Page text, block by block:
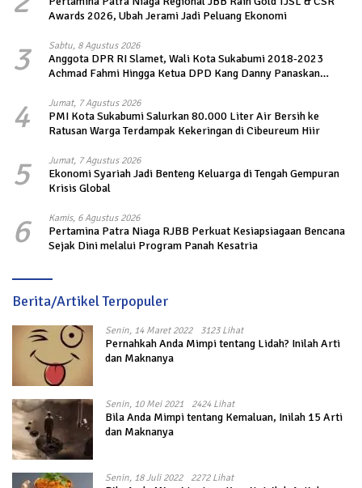
Awards 2026, Ubah Jerami Jadi Peluang Ekonomi
3 Sabtu, 8 Agustus 2026
Anggota DPR RI Slamet, Wali Kota Sukabumi 2018-2023
Achmad Fahmi Hingga Ketua DPD Kang Danny Panaskan
4 Jumat, 7 Agustus 2026
PMI Kota Sukabumi Salurkan 80.000 Liter Air Bersih ke
Ratusan Warga Terdampak Kekeringan di Cibeureum Hiir
5 Jumat, 7 Agustus 2026
Ekonomi Syariah Jadi Benteng Keluarga di Tengah Gempuran
Krisis Global
6 Kamis, 6 Agustus 2026
Pertamina Patra Niaga RJBB Perkuat Kesiapsiagaan Bencana
Sejak Dini melalui Program Panah Kesatria
Berita/Artikel Terpopuler
Senin, 14 Maret 2022 3123 Lihat
Pernahkah Anda Mimpi tentang Lidah? Inilah Arti
dan Maknanya
Senin, 10 Mei 2021 2424 Lihat
Bila Anda Mimpi tentang Kemaluan, Inilah 15 Arti
dan Maknanya
Senin, 18 Juli 2022 2272 Lihat